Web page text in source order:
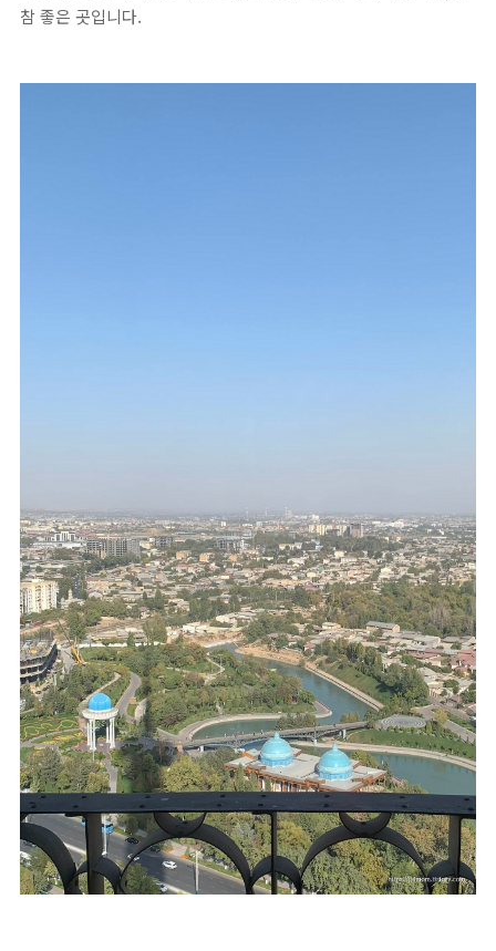
참 좋은 곳입니다.